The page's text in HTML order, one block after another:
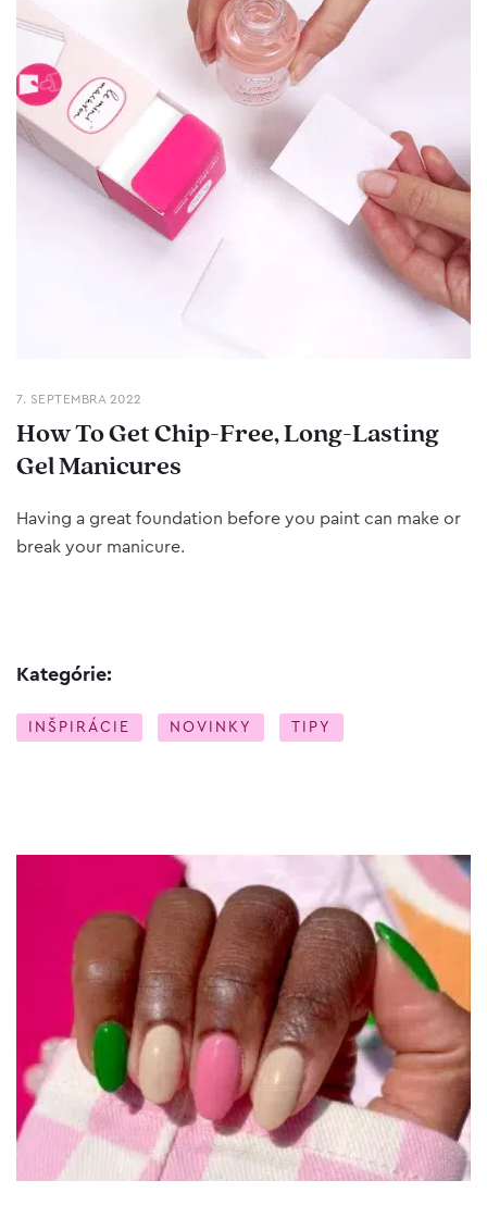
7. SEPTEMBRA 2022
How To Get Chip-Free, Long-Lasting
Gel Manicures
Having a great foundation before you paint can make or
break your manicure.
Kategórie:
INŠPIRÁCIE NOVINKY TIPY